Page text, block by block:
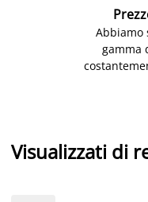
Abbiamo
gamma
Visualizzati di